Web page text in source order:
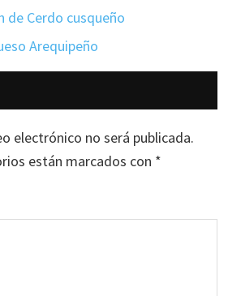
de Cerdo cusqueño
Arequipeño
electrónico no será publicada.
están marcados con *